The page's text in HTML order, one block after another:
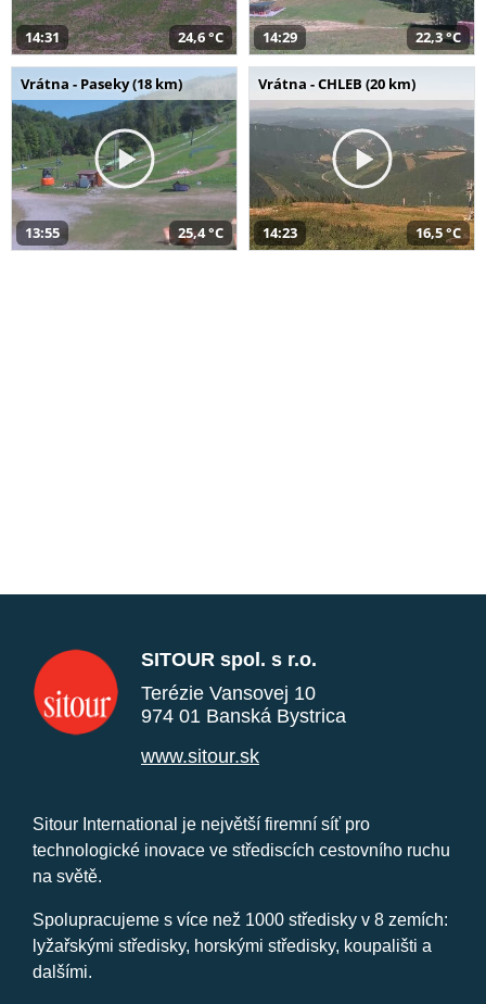
14:31 24,6 °C 14:29 22,3 °C
Vrátna - Paseky (18 km)
13:55 25,4 °C
Vrátna - CHLEB (20 km)
14:23 16,5 °C
SITOUR spol. s r.o.
Terézie Vansovej 10
974 01 Banská Bystrica
www.sitour.sk
Sitour International je největší firemní síť pro
technologické inovace ve střediscích cestovního ruchu
na světě.
Spolupracujeme s více než 1000 středisky v 8 zemích:
lyžařskými středisky, horskými středisky, koupališti a
dalšími.